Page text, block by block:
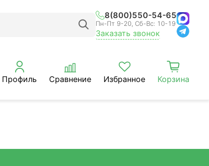
8(800)550-54-65
Пн-Пт 9-20, Сб-Вс: 10-19
Заказать звонок
Профиль Сравнение Избранное Корзина